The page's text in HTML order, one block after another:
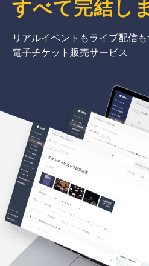
すべて完結 し
リアルイベントもライブ配信
電子チケット販売サービス